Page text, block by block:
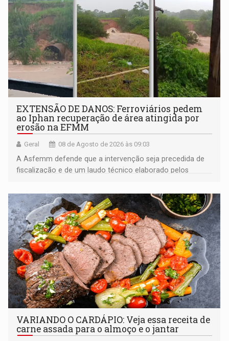
EXTENSÃO DE DANOS: Ferroviários pedem
ao Iphan recuperação de área atingida por
erosão na EFMM
Geral 08 de Agosto de 2026 às 09:03
A Asfemm defende que a intervenção seja precedida de
fiscalização e de um laudo técnico elaborado pelos
VARIANDO O CARDÁPIO: Veja essa receita de
carne assada para o almoço e o jantar